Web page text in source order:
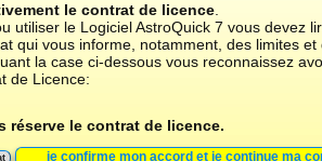
le contrat de licence
utiliser le Logiciel AstroQuick 7 vous devez
qui vous informe, notamment, des limites et
la case ci-dessous vous reconnaissez
de Licence:
réserve le contrat de licence.